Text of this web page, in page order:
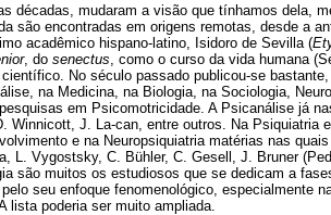
décadas, mudaram a visão que tínhamos dela,
são encontradas em origens remotas, desde a
acadêmico hispano-latino, Isidoro de Sevilla (
, do senectus , como o curso da vida humana
No século passado publicou-se
na Medicina, na Biologia, na Sociologia,
em Psicomotricidade. A Psicanálise já
Winnicott, J. La-can, entre outros. Na Psiquiatria
e na Neuropsiquiatria matérias nas
L. Vygostsky, C. Bühler, C. Gesell, J. Bruner
são muitos os estudiosos que se dedicam a
seu enfoque fenomenológico, especialmente
lista poderia ser muito ampliada.